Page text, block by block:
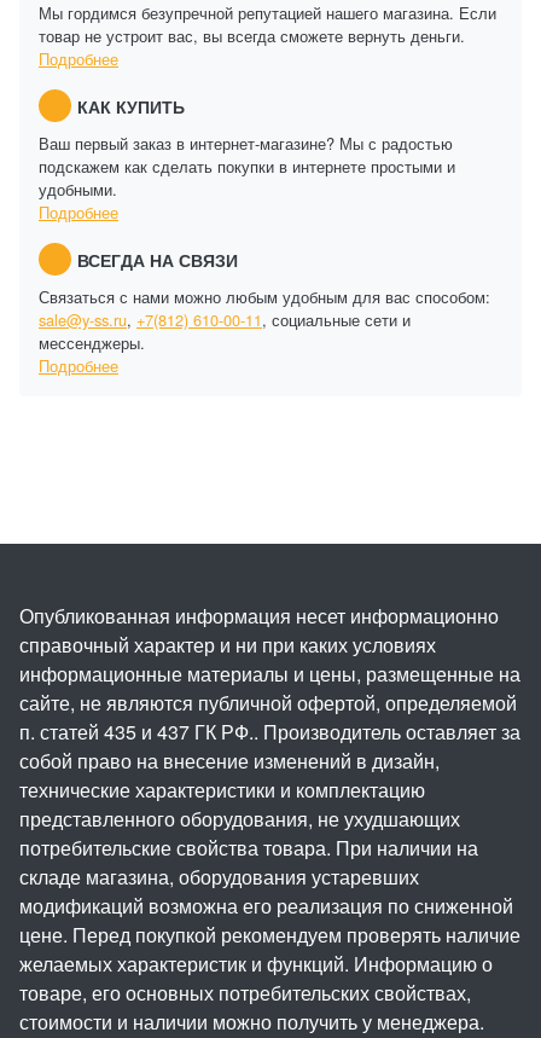
Мы гордимся безупречной репутацией нашего магазина. Если
товар не устроит вас, вы всегда сможете вернуть деньги.
Подробнее
КАК КУПИТЬ
Ваш первый заказ в интернет-магазине? Мы с радостью
подскажем как сделать покупки в интернете простыми и
удобными.
Подробнее
ВСЕГДА НА СВЯЗИ
Связаться с нами можно любым удобным для вас способом:
sale@y-ss.ru, +7(812) 610-00-11, социальные сети и
мессенджеры.
Подробнее
Опубликованная информация несет информационно
справочный характер и ни при каких условиях
информационные материалы и цены, размещенные на
сайте, не являются публичной офертой, определяемой
п. статей 435 и 437 ГК РФ.. Производитель оставляет за
собой право на внесение изменений в дизайн,
технические характеристики и комплектацию
представленного оборудования, не ухудшающих
потребительские свойства товара. При наличии на
складе магазина, оборудования устаревших
модификаций возможна его реализация по сниженной
цене. Перед покупкой рекомендуем проверять наличие
желаемых характеристик и функций. Информацию о
товаре, его основных потребительских свойствах,
стоимости и наличии можно получить у менеджера.